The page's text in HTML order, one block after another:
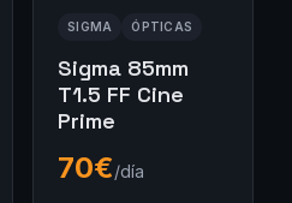
SIGMA ÓPTICAS
Sigma 85mm
T1.5 FF Cine
Prime
70€/día